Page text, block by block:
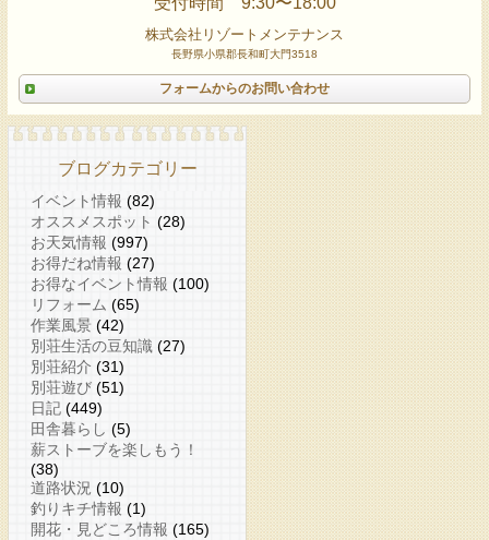
株式会社リゾートメンテナンス
長野県小県郡長和町大門3518
フォームからのお問い合わせ
ブログカテゴリー
イベント情報 (82)
オススメスポット (28)
お天気情報 (997)
お得だね情報 (27)
お得なイベント情報 (100)
リフォーム (65)
作業風景 (42)
別荘生活の豆知識 (27)
別荘紹介 (31)
別荘遊び (51)
日記 (449)
田舎暮らし (5)
薪ストーブを楽しもう！
(38)
道路状況 (10)
釣りキチ情報 (1)
開花・見どころ情報 (165)